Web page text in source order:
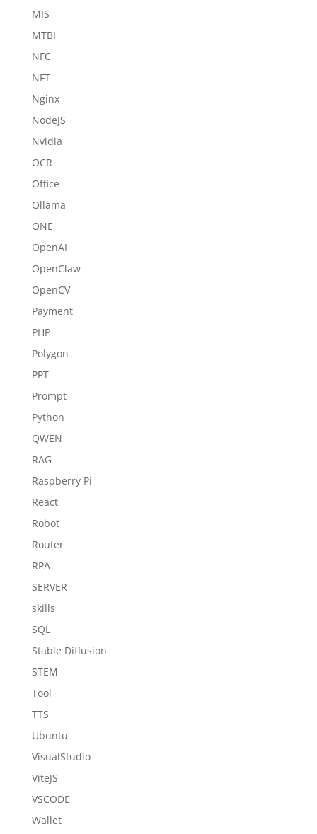
MIS
MTBI
NFC
NFT
Nginx
NodeJS
Nvidia
OCR
Office
Ollama
ONE
OpenAI
OpenClaw
OpenCV
Payment
PHP
Polygon
PPT
Prompt
Python
QWEN
RAG
Raspberry Pi
React
Robot
Router
RPA
SERVER
skills
SQL
Stable Diffusion
STEM
Tool
TTS
Ubuntu
VisualStudio
ViteJS
VSCODE
Wallet